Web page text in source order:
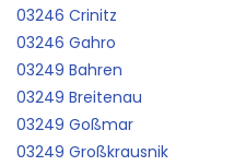
03246 Crinitz
03246 Gahro
03249 Bahren
03249 Breitenau
03249 Goßmar
03249 Großkrausnik